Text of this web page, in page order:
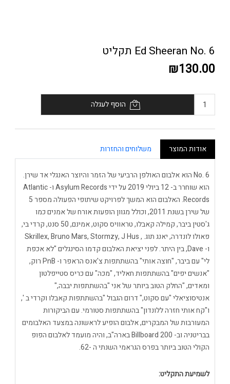
Ed Sheeran No. 6 תקליט
₪130.00
הוסף לעגלה
אודות המוצר משלוחים והחזרות
No. 6 הוא אלבום האולפן הרביעי של הזמר והיוצר האנגלי אד שירן.
הוא שוחרר ב- 12 ביולי 2019 על ידי Asylum Records ו- Atlantic
Records. האלבום הוא המשך לפרויקט שיתופי הפעולה מספר 5
של שירן בשנת 2011, וכולל מגוון הופעות אורח של אמנים כמו
ג'סטין ביבר, קמילה קאבלו, טראוויס סקוט, אמינם, 50 סנט, קרדי בי,
פאולו לונדרה, יאנג תוג. , Skrillex, Bruno Mars, Stormzy, J Hus
ו- Dave, בין היתר. לפני יציאת האלבום קדמו הסינגלים "לא אכפת
לי" עם ביבר, "חוצה אותי" בהשתתפות צ'אנס הראפר ו- PnB רוק,
"אנשים יפים" בהשתתפות חאליד, "מכה" עם כריס סטייפלטון
ומאדים, "החלק הטוב ביותר של אני "בהשתתפות יבבה,"
אנטיסוציאלי "עם סקוט," דרום הגבול "בהשתתפות קאבלו וקרדי ב ',
ו"קח אותי חזרה ללונדון" בהשתתפות סטורמי. עם הביקורות
המעורבות של המבקרים, אלבום הופיע לראשונה במצעד האלבומים
בבריטניה וב- Billboard 200 בארה"ב, והיה מועמד לאלבום הפופ
הקולי הטוב ביותר בפרס הגראמי השנתי ה -62.
לשמיעת התקליט: